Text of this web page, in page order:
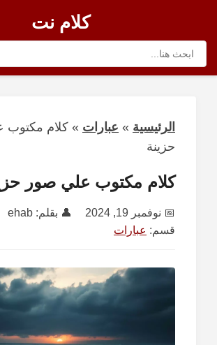
كلام نت
الرئيسية » عبارات » كلام مكتوب
حزينة
كلام مكتوب علي صور
📅 نوفمبر 19, 2024 👤 بقلم: ehab
قسم: عبارات